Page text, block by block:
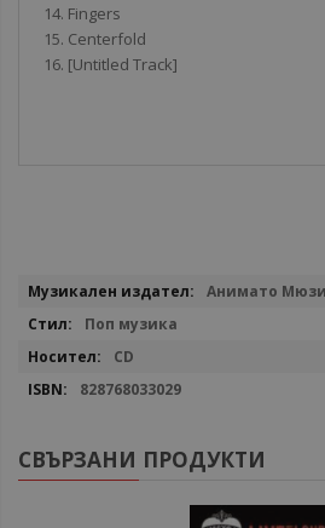
14. Fingers
15. Centerfold
16. [Untitled Track]
Повече
Анимато
Поп музика
CD
828768033029
СВЪРЗАНИ ПРОДУКТИ